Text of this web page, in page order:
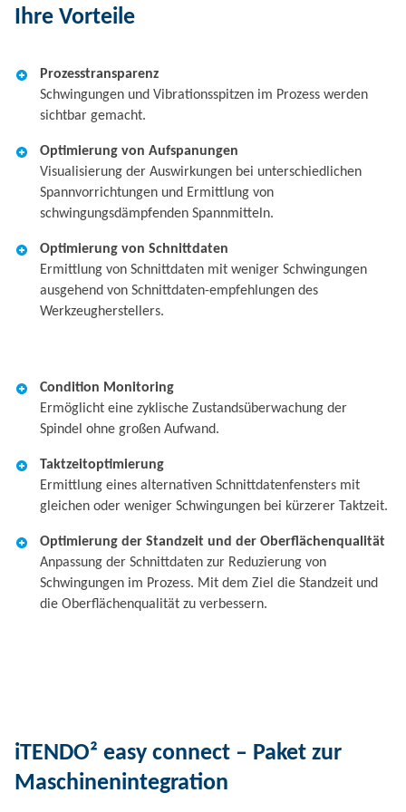
Ihre Vorteile
Prozesstransparenz
Schwingungen und Vibrationsspitzen im Prozess werden
sichtbar gemacht.
Optimierung von Aufspanungen
Visualisierung der Auswirkungen bei unterschiedlichen
Spannvorrichtungen und Ermittlung von
schwingungsdämpfenden Spannmitteln.
Optimierung von Schnittdaten
Ermittlung von Schnittdaten mit weniger Schwingungen
ausgehend von Schnittdaten-empfehlungen des
Werkzeugherstellers.
Condition Monitoring
Ermöglicht eine zyklische Zustandsüberwachung der
Spindel ohne großen Aufwand.
Taktzeitoptimierung
Ermittlung eines alternativen Schnittdatenfensters mit
gleichen oder weniger Schwingungen bei kürzerer Taktzeit.
Optimierung der Standzeit und der Oberflächenqualität
Anpassung der Schnittdaten zur Reduzierung von
Schwingungen im Prozess. Mit dem Ziel die Standzeit und
die Oberflächenqualität zu verbessern.
iTENDO² easy connect – Paket zur
Maschinenintegration